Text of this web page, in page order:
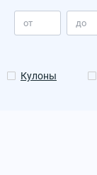
Кулоны